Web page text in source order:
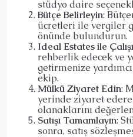
stüdyo daire
Bütçe Belirleyin:
ücretleri ile vergiler
önünde bulundurun.
Ideal Estates ile
rehberlik edecek ve
getirmenize
ekip.
Mülkü Ziyaret Edin:
yerinde ziyaret
olanaklarını
Satışı Tamamlayın:
sonra, satış